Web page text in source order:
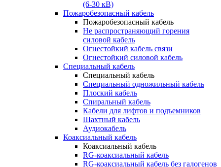
(6-30 кВ)
Пожаробезопасный кабель
Пожаробезопасный кабель
Не распространяющий горения
силовой кабель
Огнестойкий кабель связи
Огнестойкий силовой кабель
Специальный кабель
Специальный кабель
Специальный одножильный кабель
Плоский кабель
Спиральный кабель
Кабели для лифтов и подъемников
Шахтный кабель
Аудиокабель
Коаксиальный кабель
Коаксиальный кабель
RG-коаксиальный кабель
RG-коаксиальный кабель без галогенов